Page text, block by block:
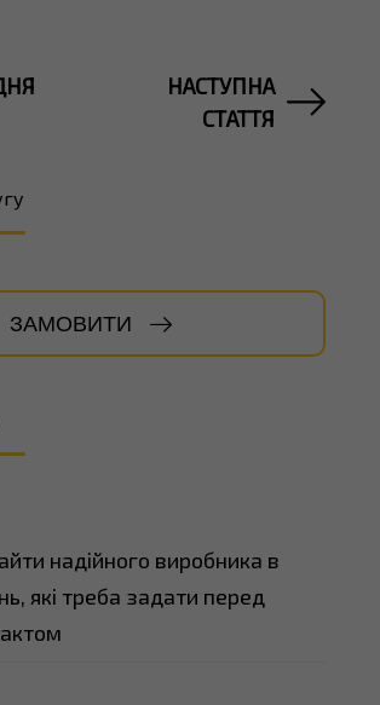
НАСТУПНА
СТАТТЯ
ЗАМОВИТИ
надійного виробника в
які треба задати перед